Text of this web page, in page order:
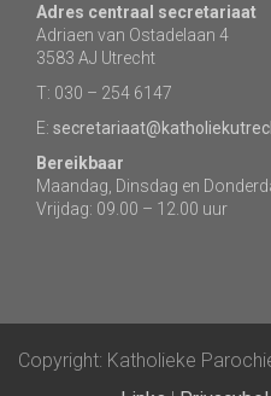
Adres centraal secretariaat
Adriaen van Ostadelaan 4
3583 AJ Utrecht
T: 030 – 254 6147
E:
Bereikbaar
Maandag, Dinsdag en
Vrijdag: 09.00 – 12.00 uur
Copyright: Katholieke